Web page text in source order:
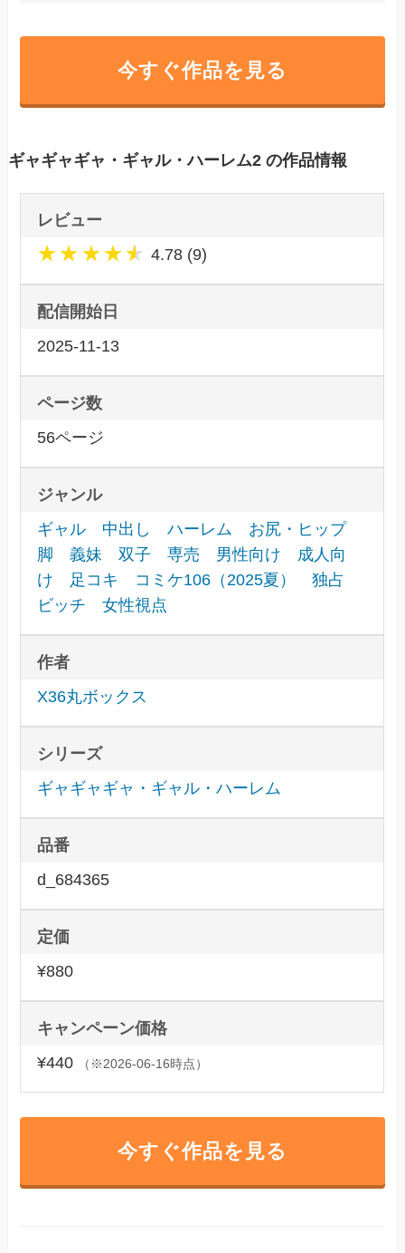
今すぐ作品を見る
ギャギャギャ・ギャル・ハーレム2 の作品情報
レビュー
★★ ★★★ 4.78 (9)
配信開始日
2025-11-13
ページ数
56ページ
ジャンル
ギャル
中出し ハーレム
お尻・ヒップ
脚
義妹 双子 専売 男性向け
成人向
け
足コキ コミケ106（2025夏）
独占
ビッチ
女性視点
作者
X36丸ボックス
シリーズ
ギャギャギャ・ギャル・ハーレム
品番
d_684365
定価
¥880
キャンペーン価格
¥440
（※2026-06-16時点）
今すぐ作品を見る